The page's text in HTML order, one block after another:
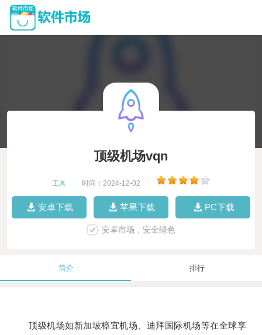
顶级机场vqn
工具 时间：2024-12-02
安卓下载 苹果下载 PC下载
安卓市场，安全绿色
简介 排行
顶级机场如新加坡樟宜机场、迪拜国际机场等在全球享